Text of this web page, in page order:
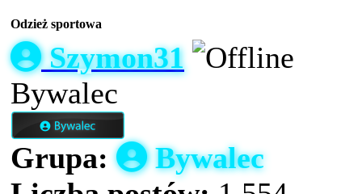
Odzież sportowa
Szymon31
Bywalec
Grupa:
Bywalec